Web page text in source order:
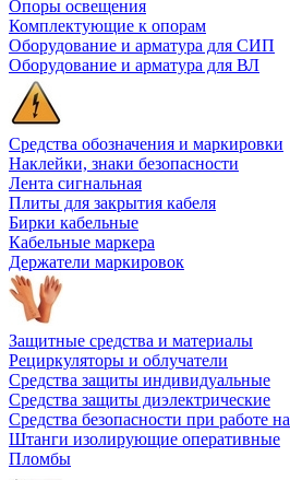
Опоры освещения
Комплектующие к опорам
Оборудование и арматура для СИП
Оборудование и арматура для ВЛ
Средства обозначения и маркировки
Наклейки, знаки безопасности
Лента сигнальная
Плиты для закрытия кабеля
Бирки кабельные
Кабельные маркера
Держатели маркировок
Защитные средства и материалы
Рециркуляторы и облучатели
Средства защиты индивидуальные
Средства защиты диэлектрические
Средства безопасности при работе
Штанги изолирующие оперативные
Пломбы